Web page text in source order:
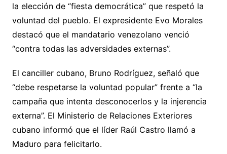
la elección de “fiesta democrática” que respetó la
voluntad del pueblo. El expresidente Evo Morales
destacó que el mandatario venezolano venció
“contra todas las adversidades externas”.
El canciller cubano, Bruno Rodríguez, señaló que
“debe respetarse la voluntad popular” frente a “la
campaña que intenta desconocerlos y la injerencia
externa”. El Ministerio de Relaciones Exteriores
cubano informó que el líder Raúl Castro llamó a
Maduro para felicitarlo.